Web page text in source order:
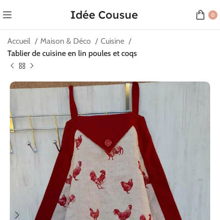
Idée Cousue 0
Accueil Maison & Déco
Cuisine
Tablier de cuisine en lin poules et coqs